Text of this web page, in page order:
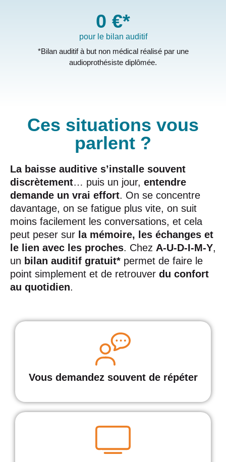
pour le bilan auditif
0 €*
*Bilan auditif à but non médical réalisé par une
audioprothésiste diplômée.
Ces situations vous
parlent ?
La baisse auditive s’installe souvent
discrètement… puis un jour, entendre
demande un vrai effort. On se concentre
davantage, on se fatigue plus vite, on suit
moins facilement les conversations, et cela
peut peser sur la mémoire, les échanges et
le lien avec les proches. Chez A-U-D-I-M-Y,
un bilan auditif gratuit* permet de faire le
point simplement et de retrouver du confort
au quotidien.
Vous demandez souvent de répéter